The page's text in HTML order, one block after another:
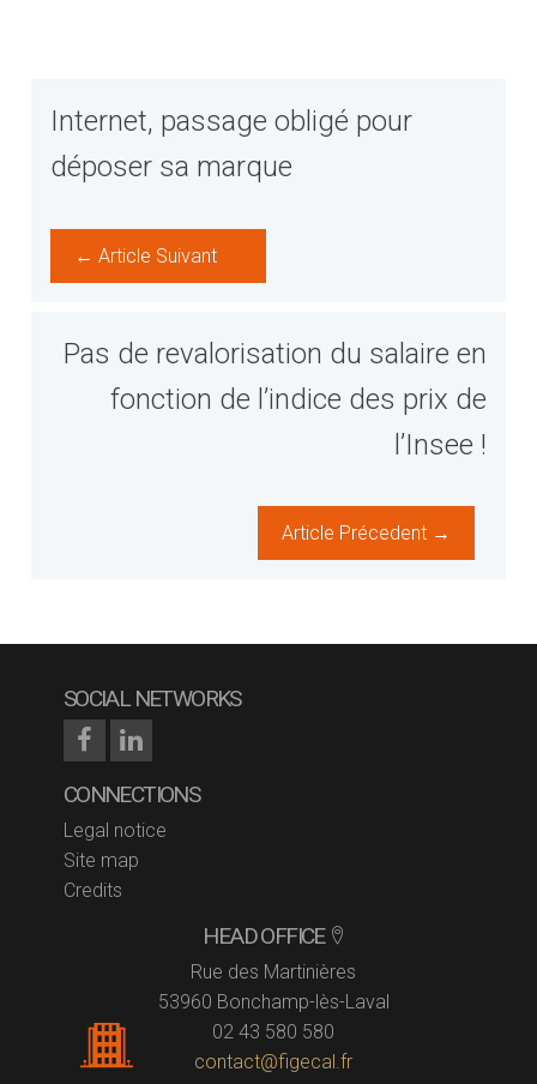
Internet, passage obligé pour
déposer sa marque
← Article Suivant
Pas de revalorisation du salaire en
fonction de l’indice des prix de
l’Insee !
Article Précedent →
SOCIAL NETWORKS
CONNECTIONS
Legal notice
Site map
Credits
HEAD OFFICE
Rue des Martinières
53960 Bonchamp-lès-Laval
02 43 580 580
contact@figecal.fr